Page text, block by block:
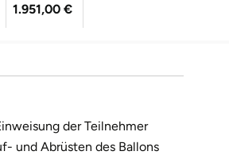
1.951,00 €
2.439,00 €
der Teilnehmer
und Abrüsten des Ballons